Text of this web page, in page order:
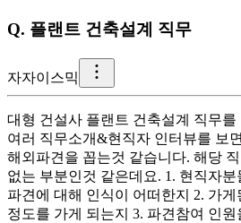
Q. 플랜트 건축설계 직무
자자이스믹
대형 건설사 플랜트 건축설계 직무
여러 직무소개&현직자 인터뷰를 보
해외파견을 꼽는것 같습니다. 해당
없는 부분인것 같은데요. 1. 현직자
파견에 대해 인식이 어떠한지 2. 가
정도를 가게 되는지 3. 파견참여 인